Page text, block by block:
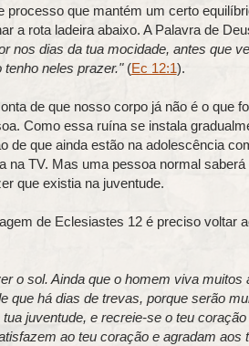
processo que mantém um certo
a rota ladeira abaixo. A Palavra de
nos dias da tua mocidade, antes que
neles prazer." (Ec 12:1).
de que nosso corpo já não é o que
Como essa ruína se instala
de que ainda estão na adolescência
na TV. Mas uma pessoa normal
que existia na juventude.
de Eclesiastes 12 é preciso voltar
o sol. Ainda que o homem viva muitos
que há dias de trevas, porque serão
juventude, e recreie-se o teu
ao teu coração e agradam aos